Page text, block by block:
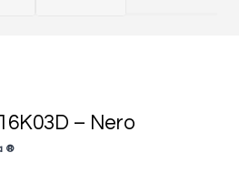
– Nero
®